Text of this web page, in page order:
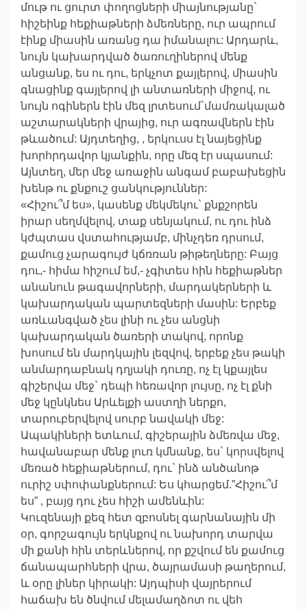
մութ ու ցուրտ փողոցների միայնությանը`
հիշեինք հեքիաթների ձմեռները, ուր ապրում
էինք միասին առանց դա իմանալու: Արդարև,
նույն կախարդված ծառուղիներով մենք
անցանք, ես ու դու, երկչոտ քայլերով, միասին
գնացինք գայլերով լի անտառների միջով, ու
նույն ոգիներն էին մեզ լրտեսում`մամռակալած
աշտարակների վրայից, ուր ագռավներն էին
թևածում: Այդտեղից, , երկուսս էլ նայեցինք
խորհրդավոր կյանքին, որը մեզ էր սպասում:
Այնտեղ, մեր մեջ առաջին անգամ բաբախեցին
խենթ ու քնքուշ ցանկություններ:
«Հիշու՞մ ես», կասենք մեկմեկու` քնքշորեն
իրար սեղմվելով, տաք սենյակում, ու դու ինձ
կժպտաս վստահությամբ, մինչդեռ դրսում,
քամուց չարագույժ կճռռան թիթեղները: Բայց
դու,- հիմա հիշում եմ,- չգիտես հին հեքիաթներ
անանուն թագավորների, մարդակերների և
կախարդական պարտեզների մասին: Երբեք
առևանգված չես լինի ու չես անցնի
կախարդական ծառերի տակով, որոնք
խոսում են մարդկային լեզվով, երբեք չես թակի
անմարդաբնակ դղյակի դուռը, ոչ էլ կքայլես
գիշերվա մեջ` դեպի հեռավոր լույսը, ոչ էլ քնի
մեջ կընկնես Արևելքի աստղի ներքո,
տարուբերվելով սուրբ նավակի մեջ:
Ապակիների ետևում, գիշերային ձմեռվա մեջ,
հավանաբար մենք լուռ կմնանք, ես` կորսվելով
մեռած հեքիաթներում, դու` ինձ անծանոթ
ուրիշ սփոփանքներում: Ես կհարցեմ.”Հիշու՞մ
ես” , բայց դու չես հիշի ամենևին:
Կուզենայի քեզ հետ զբոսնել գարնանային մի
օր, գորշագույն երկնքով ու նախորդ տարվա
մի քանի հին տերևներով, որ քշվում են քամուց
ճանապարհների վրա, ծայրամասի թաղերում,
և օրը լիներ կիրակի: Այդպիսի վայրերում
հաճախ են ծնվում մելամաղձոտ ու վեհ